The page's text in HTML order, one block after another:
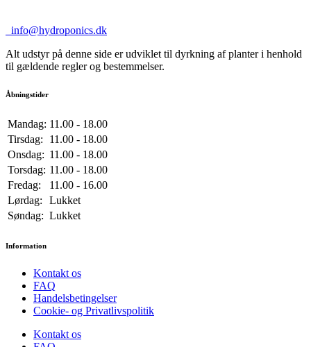
info@hydroponics.dk
Alt udstyr på denne side er udviklet til dyrkning af planter i henhold
til gældende regler og bestemmelser.
Åbningstider
Mandag: 11.00 - 18.00
Tirsdag:
11.00 - 18.00
Onsdag: 11.00 - 18.00
Torsdag: 11.00 - 18.00
Fredag:
11.00 - 16.00
Lørdag:
Lukket
Søndag: Lukket
Information
Kontakt os
FAQ
Handelsbetingelser
Cookie- og Privatlivspolitik
Kontakt os